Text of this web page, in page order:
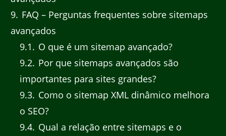
9 FAQ – Perguntas frequentes sobre sitemaps
avançados
9.1
O que é um sitemap avançado?
9.2 Por que sitemaps avançados são
importantes para sites grandes?
9.3 Como o sitemap XML dinâmico melhora
o SEO?
9.4 Qual a relação entre sitemaps e o